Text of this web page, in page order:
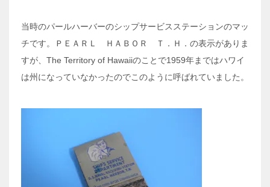
当時のパールハーバーのシップサービスステーションのマッ
チです。ＰＥＡＲＬ ＨＡＢＯＲ Ｔ．Ｈ．の表示がありま
すが、The Territory of Hawaiiのことで1959年まではハワイ
は州になっていなかったのでこのように呼ばれていました。